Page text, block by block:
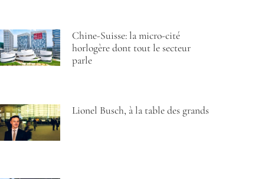
Chine-Suisse: la micro-cité
horlogère dont tout le secteur
parle
Lionel Busch, à la table des grands